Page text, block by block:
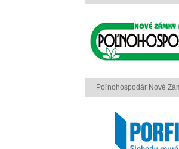
Poľnohospodár Nové